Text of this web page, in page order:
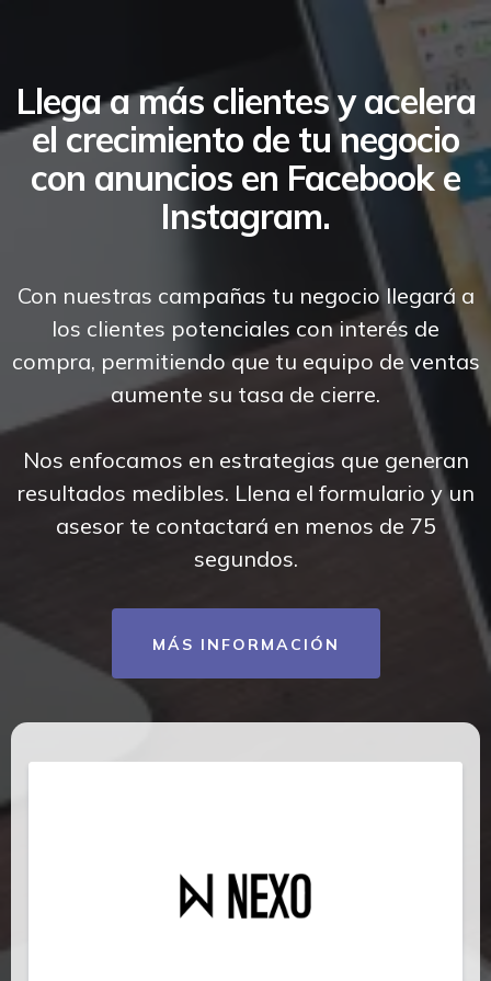
Llega a más clientes y acelera
el crecimiento de tu negocio
con anuncios en Facebook e
Instagram.
Con nuestras campañas tu negocio llegará a
los clientes potenciales con interés de
compra, permitiendo que tu equipo de ventas
aumente su tasa de cierre.
Nos enfocamos en estrategias que generan
resultados medibles. Llena el formulario y un
asesor te contactará en menos de 75
segundos.
MÁS INFORMACIÓN